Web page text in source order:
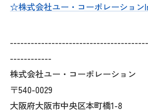
☆株式会社ユー・コーポレーショ
------------
株式会社ユー・コーポレーション
〒540-0029
大阪府大阪市中央区本町橋1-8